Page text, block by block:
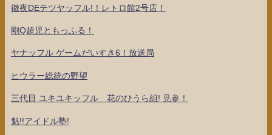
徹夜DEテツヤッフル!！レトロ館2号店！
剛Q超児ともっふる！
ヤナッフル ゲームだいすき6！放送局
ヒウラー総統の野望
三代目 ユキユキッフル 花のひうら組! 見参！
魁!!アイドル塾!